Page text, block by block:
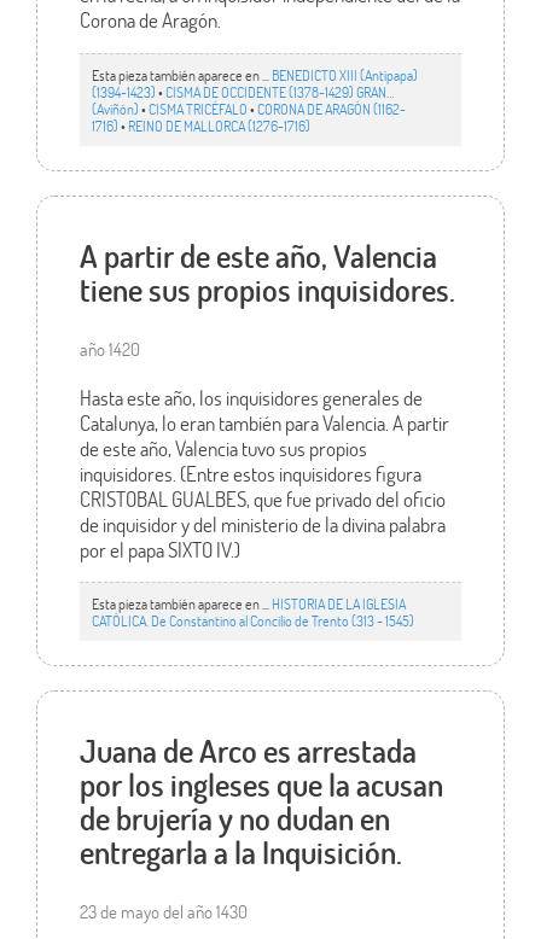
Corona de Aragón.
Esta pieza también aparece en ... BENEDICTO XIII (Antipapa)
(1394-1423)•CISMA DE OCCIDENTE (1378-1429) GRAN…
(Aviñón)•CISMA TRICÉFALO•CORONA DE ARAGÓN (1162-
1716)• REINO DE MALLORCA (1276-1716)
A partir de este año, Valencia
tiene sus propios inquisidores.
año 1420
Hasta este año, los inquisidores generales de
Catalunya, lo eran también para Valencia. A partir
de este año, Valencia tuvo sus propios
inquisidores. (Entre estos inquisidores figura
CRISTOBAL GUALBES, que fue privado del oficio
de inquisidor y del ministerio de la divina palabra
por el papa SIXTO IV.)
Esta pieza también aparece en ... HISTORIA DE LA IGLESIA
CATÓLICA. De Constantino al Concilio de Trento (313 - 1545)
Juana de Arco es arrestada
por los ingleses que la acusan
de brujería y no dudan en
entregarla a la Inquisición.
23 de mayo del año 1430